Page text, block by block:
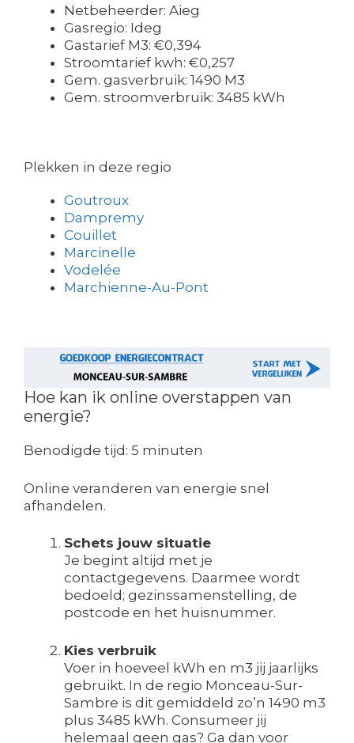
Netbeheerder: Aieg
Gasregio: Ideg
Gastarief M3: €0,394
Stroomtarief kwh: €0,257
Gem. gasverbruik: 1490 M3
Gem. stroomverbruik: 3485 kWh
Plekken in deze regio
Goutroux
Dampremy
Couillet
Marcinelle
Vodelée
Marchienne-Au-Pont
Hoe kan ik online overstappen van
energie?
Benodigde tijd: 5 minuten
Online veranderen van energie snel
afhandelen.
Schets jouw situatie
Je begint altijd met je
contactgegevens. Daarmee wordt
bedoeld; gezinssamenstelling, de
postcode en het huisnummer.
Kies verbruik
Voer in hoeveel kWh en m3 jij jaarlijks
gebruikt. In de regio Monceau-Sur-
Sambre is dit gemiddeld zo’n 1490 m3
plus 3485 kWh. Consumeer jij
helemaal geen gas? Ga dan voor